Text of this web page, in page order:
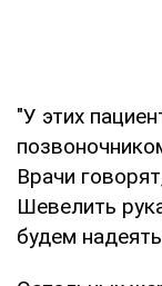
"У этих
Врачи
Шевелить
будем